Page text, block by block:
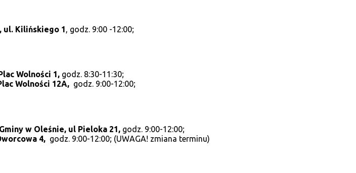
ul. Kilińskiego 1, godz. 9:00 -12:00;
Wolności 1, godz. 8:30-11:30;
Wolności 12A, godz. 9:00-12:00;
w Oleśnie, ul Pieloka 21, godz. 9:00-12:00;
4, godz. 9:00-12:00; (UWAGA! zmiana terminu)